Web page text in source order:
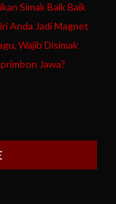
Simak Baik Baik
Anda Jadi Magnet
Wajib Disimak
Jawa?